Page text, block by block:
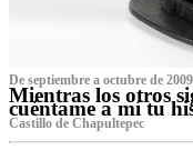
De septiembre a octubre de 2009
Mientras los otros
cuéntame a mí tu
Castillo de Chapultepec